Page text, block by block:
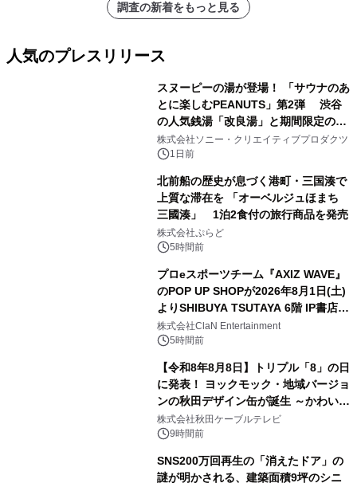
調査の新着をもっと見る
人気のプレスリリース
スヌーピーの湯が登場！ 「サウナのあ
とに楽しむPEANUTS」第2弾 渋谷
の人気銭湯「改良湯」と期間限定のコ
ラボレーション サウナイキタイコラ
ボグッズも発売決定！
株式会社ソニー・クリエイティブプロダクツ
1日前
北前船の歴史が息づく港町・三国湊で
上質な滞在を 「オーベルジュほまち
三國湊」 1泊2食付の旅行商品を発売
株式会社ぷらど
5時間前
プロeスポーツチーム『AXIZ WAVE』
のPOP UP SHOPが2026年8月1日(土)
よりSHIBUYA TSUTAYA 6階 IP書店で
開催決定！！
株式会社ClaN Entertainment
5時間前
【令和8年8月8日】トリプル「8」の日
に発表！ ヨックモック・地域バージョ
ンの秋田デザイン缶が誕生 ～かわいい
秋田犬の子犬と秋田の四季と名所を巡
るパッケージ～ 9月1日(火)秋田県内で
株式会社秋田ケーブルテレビ
9時間前
SNS200万回再生の「消えたドア」の
謎が明かされる、建築面積9坪のシニ